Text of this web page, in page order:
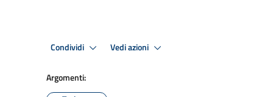
Condividi Vedi azioni
Argomenti: